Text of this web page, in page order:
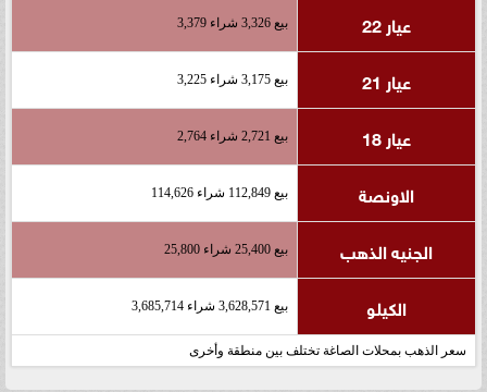
عيار 22 بيع 3,326 شراء 3,379
عيار 21 بيع 3,175 شراء 3,225
عيار 18 بيع 2,721 شراء 2,764
الاونصة بيع 112,849 شراء 114,626
الجنيه الذهب بيع 25,400 شراء 25,800
الكيلو بيع 3,628,571 شراء 3,685,714
سعر الذهب بمحلات الصاغة تختلف بين منطقة وأخرى